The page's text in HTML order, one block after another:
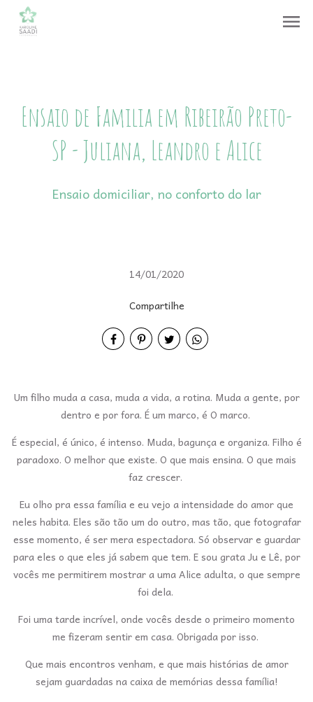
menu
Ensaio de Familia em Ribeirão Preto-
SP - Juliana, Leandro e Alice
Ensaio domiciliar, no conforto do lar
14/01/2020
Compartilhe
Um filho muda a casa, muda a vida, a rotina. Muda a gente, por
dentro e por fora. É um marco, é O marco.
É especial, é único, é intenso. Muda, bagunça e organiza. Filho é
paradoxo. O melhor que existe. O que mais ensina. O que mais
faz crescer.
Eu olho pra essa família e eu vejo a intensidade do amor que
neles habita. Eles são tão um do outro, mas tão, que fotografar
esse momento, é ser mera espectadora. Só observar e guardar
para eles o que eles já sabem que tem. E sou grata Ju e Lê, por
vocês me permitirem mostrar a uma Alice adulta, o que sempre
foi dela.
Foi uma tarde incrível, onde vocês desde o primeiro momento
me fizeram sentir em casa. Obrigada por isso.
Que mais encontros venham, e que mais histórias de amor
sejam guardadas na caixa de memórias dessa família!